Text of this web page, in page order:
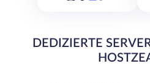
DEDIZIERTE